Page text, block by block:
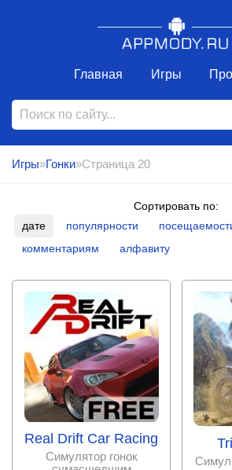
Главная Игры
Игры»Гонки»Страница 20
Сортировать по:
дате
популярности
комментариям
алфавиту
Real Drift Car Racing
Симулятор гонок